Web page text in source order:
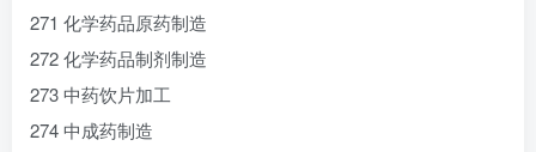
271 化学药品原药制造
272 化学药品制剂制造
273 中药饮片加工
274 中成药制造